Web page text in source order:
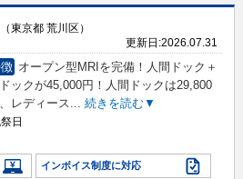
（東京都 荒川区）
更新日:2026.07.31
オープン型MRIを完備！人間ドック＋
ックが45,000円！人間ドックは29,800
レディース... 続きを読む▼
日
インボイス制度に対応